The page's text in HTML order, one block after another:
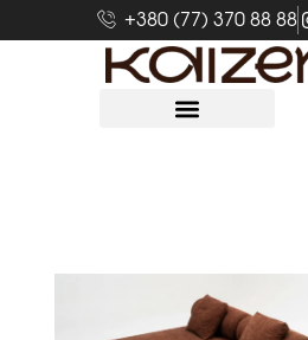
+380 (77) 370 88 88